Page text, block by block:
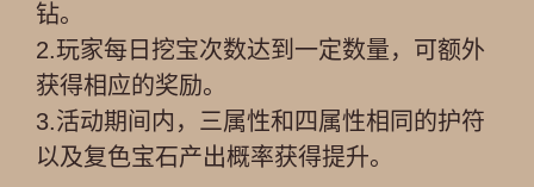
钻。
2.玩家每日挖宝次数达到一定数量，可额外
获得相应的奖励。
3.活动期间内，三属性和四属性相同的护符
以及复色宝石产出概率获得提升。